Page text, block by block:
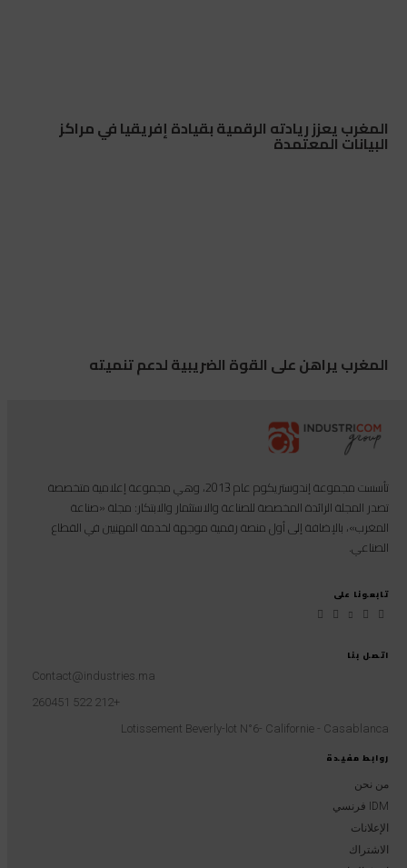
المغرب يعزز ريادته الرقمية بقيادة إفريقيا في مراكز
البيانات المعتمدة
المغرب يراهن على القوة الضريبية لدعم تنميته
روابط مفيدة
من نحن
IDM فرنسي
الإعلانات
الاشتراك
اتصل بنا
Contact@industries.ma
+212 522 260451
Lotissement Beverly-lot N°6- Californie - Casablanca
تأسست مجموعة إندوستريكوم عام 2013، وهي مجموعة إعلامية متخصصة
تصدر المجلة الرائدة المخصصة للصناعة والاستثمار والابتكار: مجلة «صناعة
المغرب»، بالإضافة إلى أول منصة رقمية موجهة لخدمة المهنيين في القطاع
الصناعي.
تابعونا على